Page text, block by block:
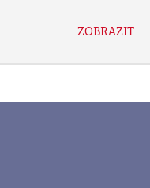
ZOBRAZIT